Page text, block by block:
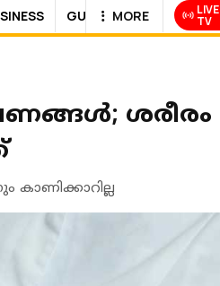
GULF NEWS
MORE LIVE
TV
ശരീരം